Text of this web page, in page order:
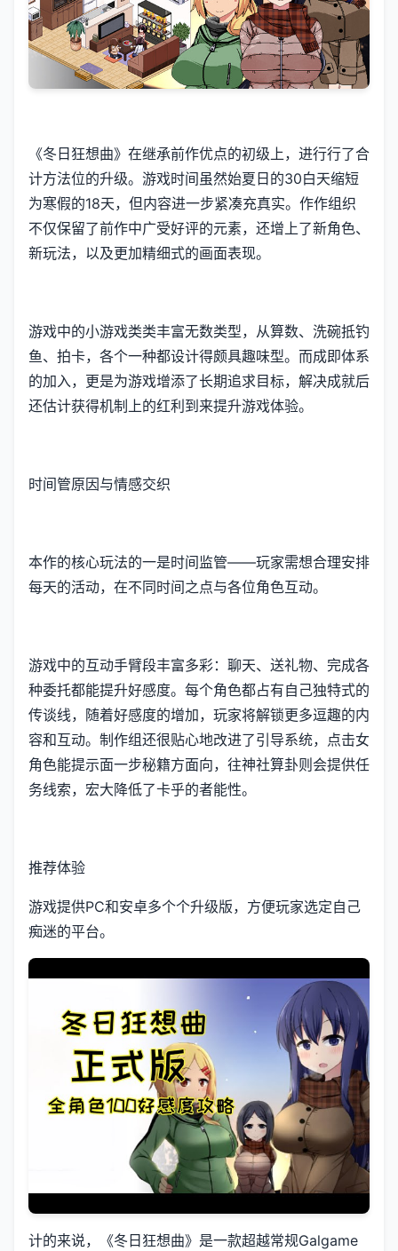
《冬日狂想曲》在继承前作优点的初级上，进行行了合
计方法位的升级。游戏时间虽然始夏日的30白天缩短
为寒假的18天，但内容进一步紧凑充真实。作作组织
不仅保留了前作中广受好评的元素，还增上了​​新角色、
新玩法​​，以及更加精细式的画面表现。
游戏中的小游戏类类丰富无数类型，从算数、洗碗抵钓
鱼、拍卡，各个一种都设计得颇具趣味型。而​​成即体系
的加入​​，更是为游戏增添了长期追求目标，解决成就后
还估计获得机制上的红利到来提升游戏体验。
时间管原因与情感交织
本作的核心玩法的一是时间监管——玩家需想合理安排
每天的活动，在不同时间之点与各位角色互动。
游戏中的​​互动手臂段丰富多彩​​：聊天、送礼物、完成各
种委托都能提升好感度。每个角色都占有自己独特式的
传谈线，随着好感度的增加，玩家将解锁更多逗趣的内
容和互动。制作组还很贴心地改进了引导系统，点击女
角色能提示面一步秘籍方面向，往神社算卦则会提供任
务线索，宏大降低了卡乎的者能性。
推荐体验
游戏提供PC和安卓多个个升级版，方便玩家选定自己
痴迷的平台。
计的来说，《冬日狂想曲》是一款​​超越常规Galgame